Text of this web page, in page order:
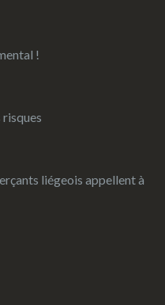
!
liégeois appellent à